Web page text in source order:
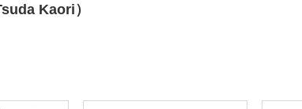
Kaori）